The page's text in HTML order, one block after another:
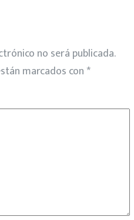
no será publicada.
marcados con *